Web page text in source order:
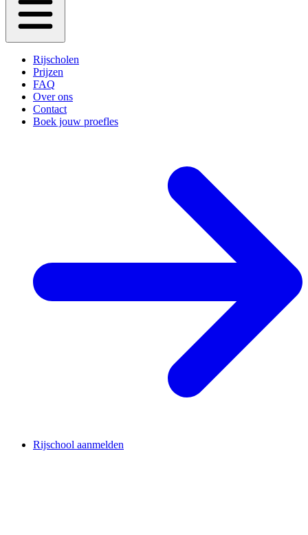
Rijscholen
Prijzen
FAQ
Over ons
Contact
Boek jouw proefles
Rijschool aanmelden